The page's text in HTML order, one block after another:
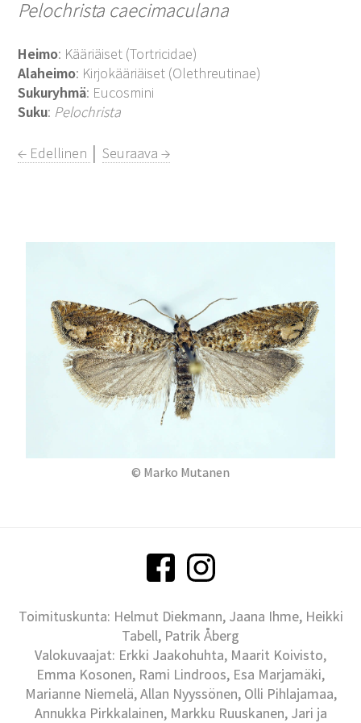
Pelochrista caecimaculana
Heimo: Kääriäiset (Tortricidae)
Alaheimo: Kirjokääriäiset (Olethreutinae)
Sukuryhmä: Eucosmini
Suku: Pelochrista
← Edellinen │Seuraava →
© Marko Mutanen
Toimituskunta: Helmut Diekmann, Jaana Ihme, Heikki
Tabell, Patrik Åberg
Valokuvaajat: Erkki Jaakohuhta, Maarit Koivisto,
Emma Kosonen, Rami Lindroos, Esa Marjamäki,
Marianne Niemelä, Allan Nyyssönen, Olli Pihlajamaa,
Annukka Pirkkalainen, Markku Ruuskanen, Jari ja